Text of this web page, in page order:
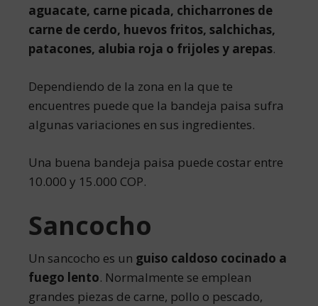
aguacate, carne picada, chicharrones de
carne de cerdo, huevos fritos, salchichas,
patacones, alubia roja o frijoles y arepas.
Dependiendo de la zona en la que te
encuentres puede que la bandeja paisa sufra
algunas variaciones en sus ingredientes.
Una buena bandeja paisa puede costar entre
10.000 y 15.000 COP.
Sancocho
Un sancocho es un guiso caldoso cocinado a
fuego lento. Normalmente se emplean
grandes piezas de carne, pollo o pescado,